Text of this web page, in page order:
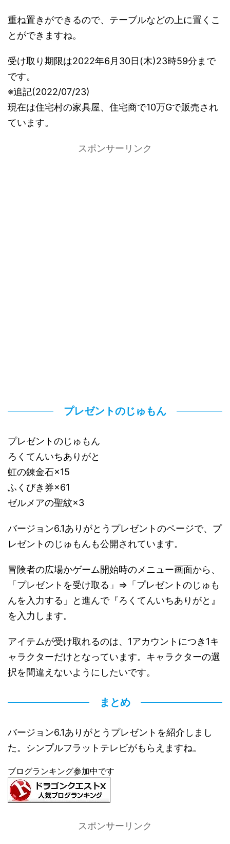
重ね置きができるので、テーブルなどの上に置くこ
とができますね。
受け取り期限は2022年6月30日(木)23時59分まで
です。
※追記(2022/07/23)
現在は住宅村の家具屋、住宅商で10万Gで販売され
ています。
スポンサーリンク
プレゼントのじゅもん
プレゼントのじゅもん
ろくてんいちありがと
虹の錬金石×15
ふくびき券×61
ゼルメアの聖紋×3
バージョン6.1ありがとうプレゼントのページで、プ
レゼントのじゅもんも公開されています。
冒険者の広場かゲーム開始時のメニュー画面から、
「プレゼントを受け取る」⇒「プレゼントのじゅも
んを入力する」と進んで『ろくてんいちありがと』
を入力します。
アイテムが受け取れるのは、1アカウントにつき1キ
ャラクターだけとなっています。キャラクターの選
択を間違えないようにしたいです。
まとめ
バージョン6.1ありがとうプレゼントを紹介しまし
た。シンプルフラットテレビがもらえますね。
ブログランキング参加中です
スポンサーリンク